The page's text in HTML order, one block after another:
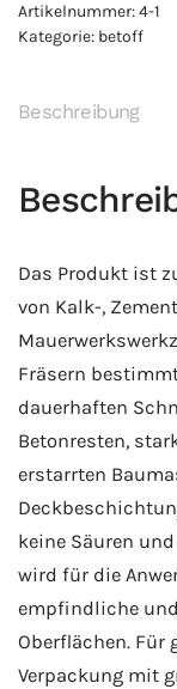
Menge
Artikelnummer:4-1
Kategorie: betoff
Beschreibung
Das Produkt ist
von Kalk-,
Fräsern
dauerhaften
Betonresten,
erstarrten
keine Säuren
wird für die
empfindliche
Oberflächen. Für
Verpackung mit